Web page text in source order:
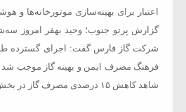
اعتبار برای بهینه‌سازی موتورخانه‌ها و
شرکت گاز فارس گفت: اجرای گسترده
شاهد کاهش ۱۵ درصدی مصرف گاز در بخش موتورخانه‌ها […]